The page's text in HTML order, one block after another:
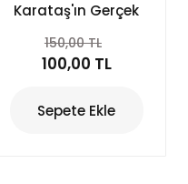
Karataş'ın Gerçek
150,00 TL
100,00 TL
Sepete Ekle